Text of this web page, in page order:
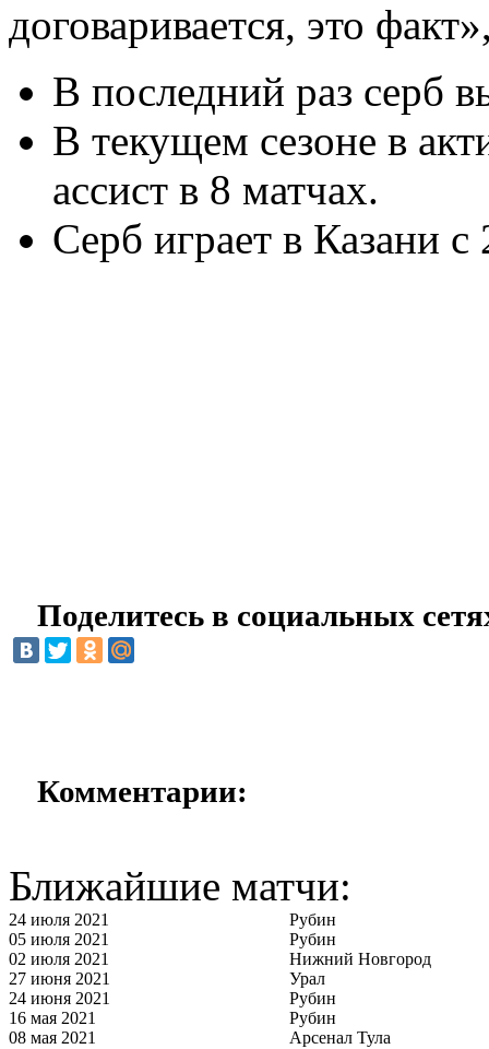
договаривается, это факт
В последний раз серб
В текущем сезоне в
ассист в 8 матчах.
Серб играет в Казани с
Поделитесь в социальных
Комментарии:
Ближайшие матчи:
24 июля 2021
Рубин
05 июля 2021
Рубин
02 июля 2021
Нижний Новгород
27 июня 2021
Урал
24 июня 2021
Рубин
16 мая 2021
Рубин
08 мая 2021
Арсенал Тула